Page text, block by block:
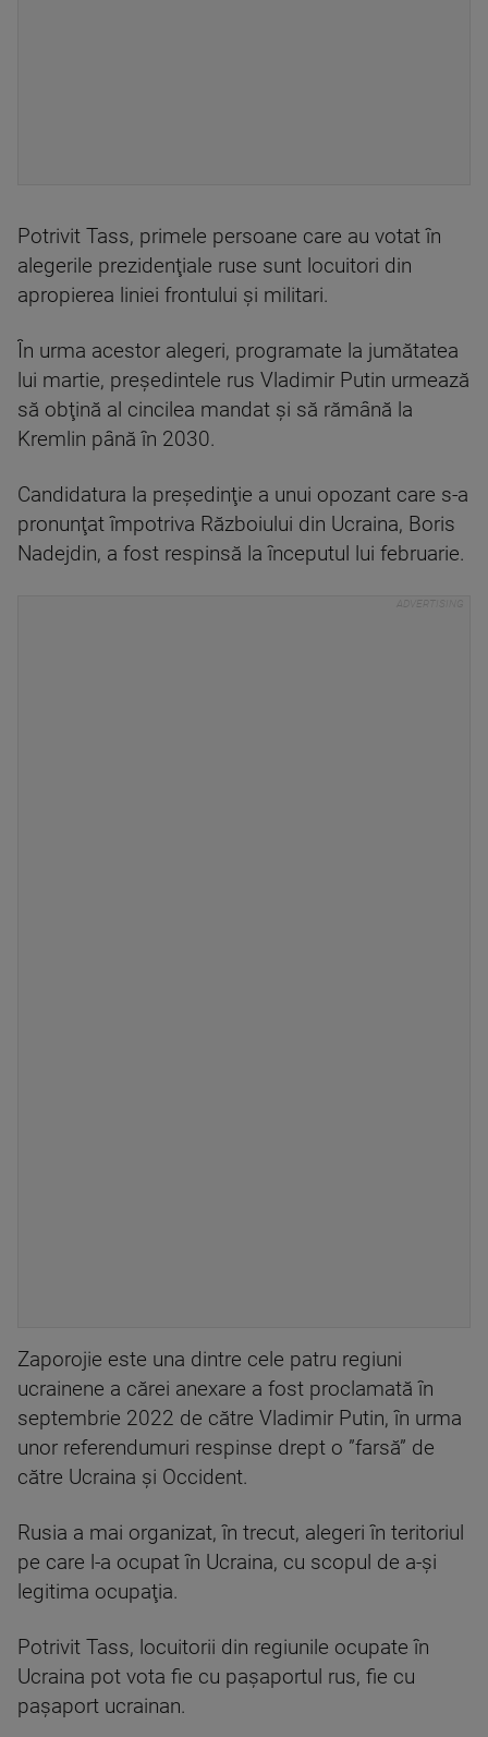
Potrivit Tass, primele persoane care au votat în
alegerile prezidenţiale ruse sunt locuitori din
apropierea liniei frontului şi militari.
În urma acestor alegeri, programate la jumătatea
lui martie, preşedintele rus Vladimir Putin urmează
să obţină al cincilea mandat şi să rămână la
Kremlin până în 2030.
Candidatura la preşedinţie a unui opozant care s-a
pronunţat împotriva Războiului din Ucraina, Boris
Nadejdin, a fost respinsă la începutul lui februarie.
Zaporojie este una dintre cele patru regiuni
ucrainene a cărei anexare a fost proclamată în
septembrie 2022 de către Vladimir Putin, în urma
unor referendumuri respinse drept o ”farsă” de
către Ucraina şi Occident.
Rusia a mai organizat, în trecut, alegeri în teritoriul
pe care l-a ocupat în Ucraina, cu scopul de a-şi
legitima ocupaţia.
Potrivit Tass, locuitorii din regiunile ocupate în
Ucraina pot vota fie cu paşaportul rus, fie cu
paşaport ucrainan.